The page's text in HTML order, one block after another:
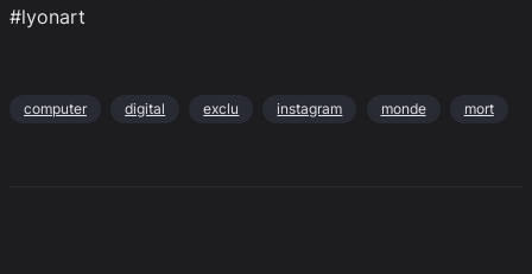
#lyonart
computer digital exclu instagram monde mort